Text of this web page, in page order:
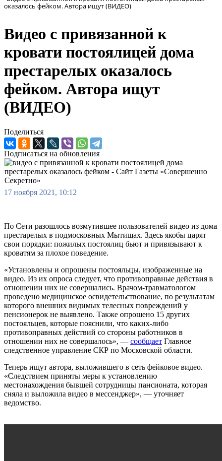
оказалось фейком. Автора ищут (ВИДЕО)
Видео с привязанной к
кровати постоялицей дома
престарелых оказалось
фейком. Автора ищут
(ВИДЕО)
Поделиться
Подписаться на обновления
17 ноября 2021, 10:12
По Сети разошлось возмутившее пользователей видео из дома
престарелых в подмосковных Мытищах. Здесь якобы царят
свои порядки: пожилых постоялиц бьют и привязывают к
кроватям за плохое поведение.
«Установлены и опрошены постояльцы, изображенные на
видео. Из их опроса следует, что противоправные действия в
отношении них не совершались. Врачом-травматологом
проведено медицинское освидетельствование, по результатам
которого внешних видимых телесных повреждений у
пенсионерок не выявлено. Также опрошено 15 других
постояльцев, которые пояснили, что каких-либо
противоправных действий со стороны работников в
отношении них не совершалось», — сообщает Главное
следственное управление СКР по Московской области.
Теперь ищут автора, выложившего в сеть фейковое видео.
«Следствием приняты меры к установлению
местонахождения бывшей сотрудницы пансионата, которая
сняла и выложила видео в мессенджер», — уточняет
ведомство.